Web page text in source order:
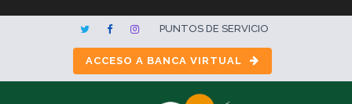
PUNTOS DE SERVICIO
ACCESO A BANCA VIRTUAL